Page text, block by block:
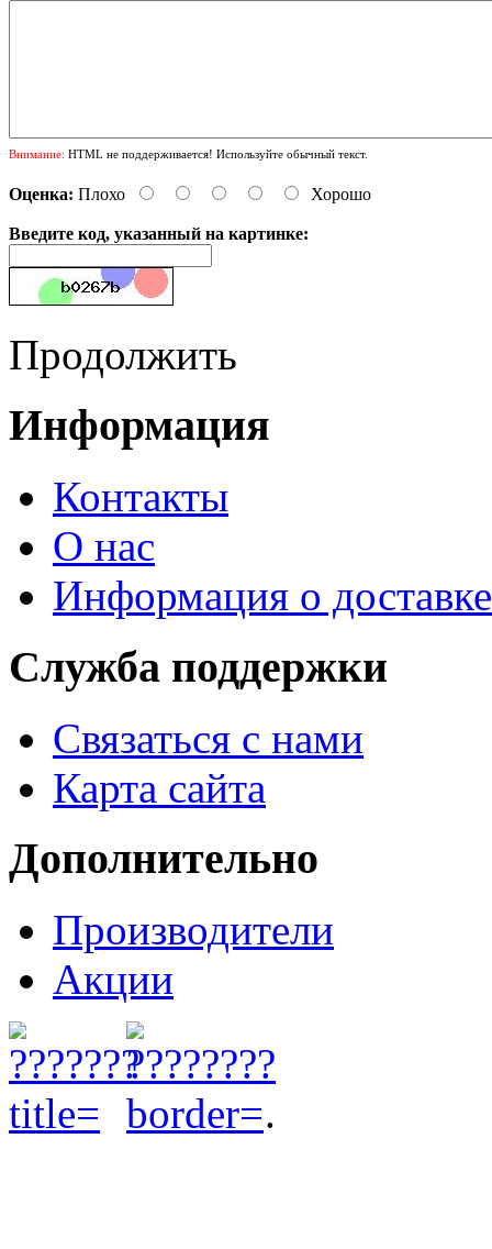
Внимание: HTML не поддерживается! Используйте обычный текст.
Оценка: Плохо Хорошо
Введите код, указанный на картинке:
Продолжить
Информация
Контакты
О нас
Информация о доставке
Служба поддержки
Связаться с нами
Карта сайта
Дополнительно
Производители
Акции
.